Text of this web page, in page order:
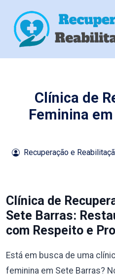
Clínica de
Feminina
Recuperação e
Clínica de
Sete Barras:
com Respeito e
Está em busca de uma
feminina em Sete Barras?